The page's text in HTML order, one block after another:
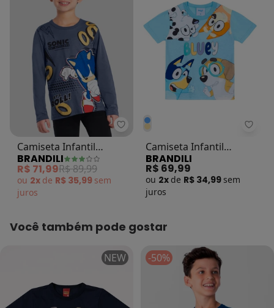
Brandili - Camiseta Infantil
Camiseta Infantil
Menino do Sonic Azul
BRANDILI
R$ 71,99R$ 89,99
ou 2x de R$ 35,99 sem
juros
Camiseta Infantil
Menino em Meia Malha
Azul
BRANDILI
R$ 69,99
ou 2x de R$ 34,99 sem
juros
Você também pode gostar
NEW -50%